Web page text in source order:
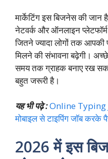
मार्केटिंग इस बिजनेस की
नेटवर्क और ऑनलाइन प्लेटफॉर्म
जितने ज्यादा लोगों तक आपकी
मिलने की संभावना बढ़ेगी।
समय तक ग्राहक बनाए रख
बहुत जरूरी है।
यह भी पढ़े :Online Typing
मोबाइल से टाइपिंग जॉब करके
2026 में इस